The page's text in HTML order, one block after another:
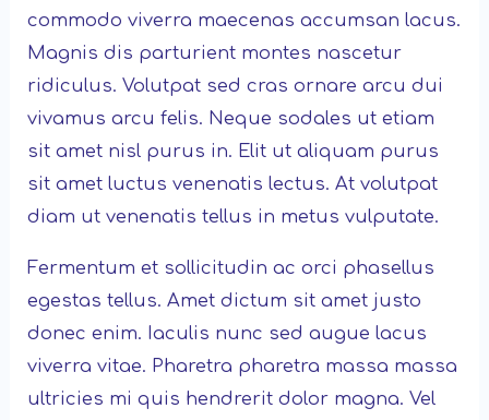
commodo viverra maecenas accumsan lacus.
Magnis dis parturient montes nascetur
ridiculus. Volutpat sed cras ornare arcu dui
vivamus arcu felis. Neque sodales ut etiam
sit amet nisl purus in. Elit ut aliquam purus
sit amet luctus venenatis lectus. At volutpat
diam ut venenatis tellus in metus vulputate.
Fermentum et sollicitudin ac orci phasellus
egestas tellus. Amet dictum sit amet justo
donec enim. Iaculis nunc sed augue lacus
viverra vitae. Pharetra pharetra massa massa
ultricies mi quis hendrerit dolor magna. Vel